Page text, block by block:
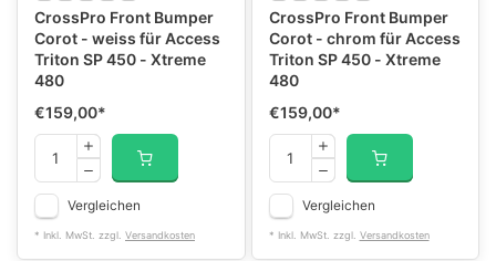
CrossPro Front Bumper
Corot - weiss für Access
Triton SP 450 - Xtreme
480
€159,00*
Vergleichen
* Inkl. MwSt. zzgl. Versandkosten
CrossPro Front Bumper
Corot - chrom für Access
Triton SP 450 - Xtreme
480
€159,00*
Vergleichen
* Inkl. MwSt. zzgl. Versandkosten